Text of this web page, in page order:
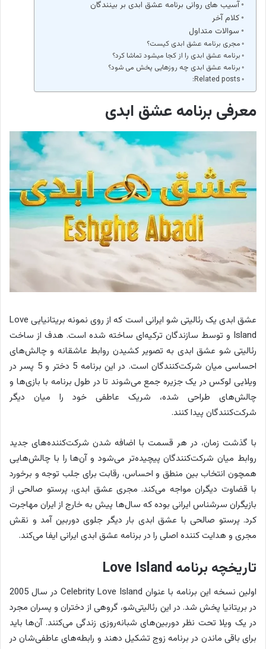
آسیب های روانی برنامه عشق ابدی بر بینندگان
کلام آخر
سوالات متداول
مجری برنامه عشق ابدی کیست؟
برنامه عشق ابدی را از کجا میشود تماشا کرد؟
برنامه عشق ابدی چه روزهایی پخش می شود؟
Related posts:
معرفی برنامه عشق ابدی
عشق ابدی یک رئالیتی شو ایرانی است که از روی نمونه بریتانیایی Love
Island و توسط سازندگان ترکیه‌ای ساخته شده است. هدف از ساخت
رئالیتی شو عشق ابدی به تصویر کشیدن روابط عاشقانه و چالش‌های
احساسی میان شرکت‌کنندگان است. در این برنامه 5 دختر و 5 پسر در
ویلایی لوکس در یک جزیره جمع می‌شوند تا در طول برنامه با بازی‌ها و
چالش‌های طراحی شده، شریک عاطفی خود را میان دیگر
شرکت‌کنندگان پیدا کنند.
با گذشت زمان، در هر قسمت با اضافه شدن شرکت‌کننده‌های جدید
روابط میان شرکت‌کنندگان پیچیده‌تر می‌شود و آن‌ها را با چالش‌هایی
همچون انتخاب بین منطق و احساس، رقابت برای جلب توجه و برخورد
با قضاوت دیگران مواجه می‌کند. مجری عشق ابدی، پرستو صالحی از
بازیگران سرشناس ایرانی بوده که سال‌ها پیش به خارج از ایران مهاجرت
کرد. پرستو صالحی با عشق ابدی بار دیگر جلوی دوربین آمد و نقش
مجری و هدایت کننده اصلی را در برنامه عشق ابدی ایرانی ایفا می‌کند.
تاریخچه برنامه Love Island
اولین نسخه این برنامه با عنوان Celebrity Love Island در سال 2005
در بریتانیا پخش شد. در این رئالیتی‌شو، گروهی از دختران و پسران مجرد
در یک ویلا تحت نظر دوربین‌های شبانه‌روزی زندگی می‌کنند. آن‌ها باید
برای باقی ماندن در برنامه زوج تشکیل دهند و رابطه‌های عاطفی‌شان در